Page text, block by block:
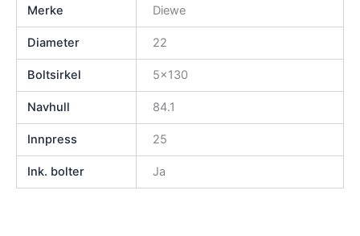
Merke Diewe
Diameter 22
Boltsirkel 5×130
Navhull 84.1
Innpress 25
Ink. bolter Ja